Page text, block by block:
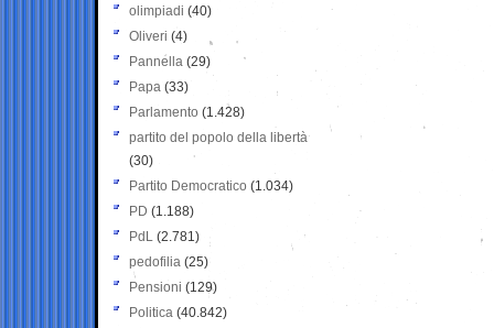
olimpiadi (40)
Oliveri (4)
Pannella (29)
Papa (33)
Parlamento (1.428)
partito del popolo della libertà
(30)
Partito Democratico (1.034)
PD (1.188)
PdL (2.781)
pedofilia (25)
Pensioni (129)
Politica (40.842)